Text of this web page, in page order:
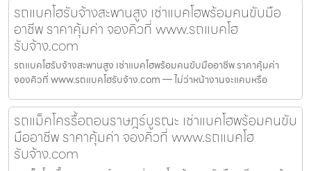
รถแบคโฮรับจ้างสะพานสูง เช่าแบคโฮพร้อมคนขับมือ
อาชีพ ราคาคุ้มค่า จองคิวที่ www.รถแบคโฮ
รับจ้าง.com
รถแบคโฮรับจ้างสะพานสูง เช่าแบคโฮพร้อมคนขับมืออาชีพ ราคาคุ้มค่า
จองคิวที่ www.รถแบคโฮรับจ้าง.com — ไม่ว่าหน้างานจะแคบหรือ
รถแม็คโครรื้อถอนราษฎร์บูรณะ เช่าแบคโฮพร้อมคนขับ
มืออาชีพ ราคาคุ้มค่า จองคิวที่ www.รถแบคโฮ
รับจ้าง.com